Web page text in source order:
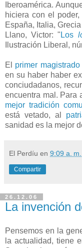
Iberoamérica.
hiciera con el
España, Italia,
Llano, Victor: " Los
Ilustración Liberal,
El primer magistrado
en su haber haber
conciudadanos,
encuentra mal. Para
mejor tradición
está vetado, al
sanidad es la mejor
El Perdíu en 9:09 a. m.
Compartir
26.12.06
La invención
Pensemos en la
la actualidad, tiene